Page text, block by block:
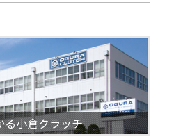
る小倉クラッチ